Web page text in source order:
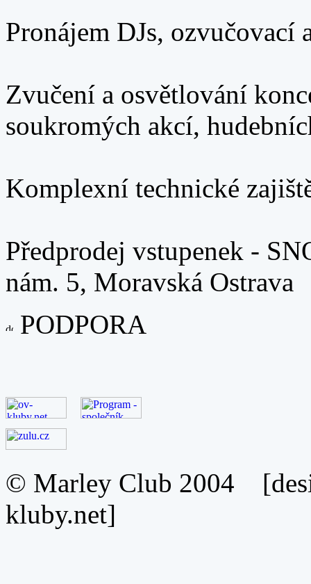
Pronájem DJs, ozvučovací
Zvučení a osvětlování
soukromých akcí,
Komplexní technické
Předprodej vstupenek -
nám. 5, Moravská Ostrava
PODPORA
© Marley Club 2004
kluby.net]